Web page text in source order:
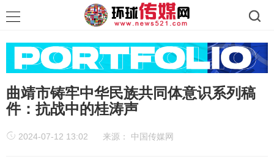
曲靖市铸牢中华民族共同体意识系列稿
件：抗战中的桂涛声
2024-07-12 13:02 来源： 中国传媒网